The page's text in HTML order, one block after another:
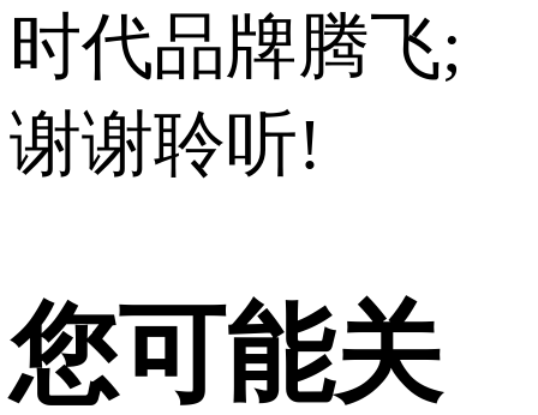
时代品牌腾飞;
谢谢聆听!
您可能关